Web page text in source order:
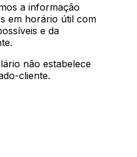
a informação
em horário útil com
e da
não estabelece
cliente.